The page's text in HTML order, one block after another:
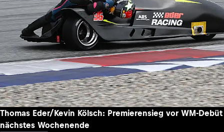
Thomas Eder/Kevin Kölsch: Premierensieg vor WM-Debüt
nächstes Wochenende